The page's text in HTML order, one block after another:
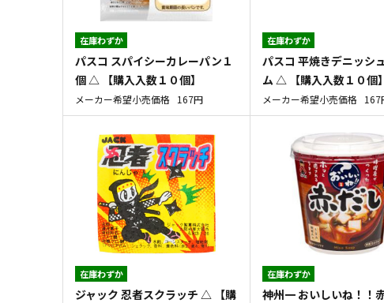
在庫わずか
パスコ スパイシーカレーパン１
個 △ 【購入入数１０個】
メーカー希望小売価格 167円
在庫わずか
パスコ 平焼きデニッシ
ム △ 【購入入数１０個】
メーカー希望小売価格 167
在庫わずか
ジャック 忍者スクラッチ △ 【購
在庫わずか
神州一 おいしいね！！